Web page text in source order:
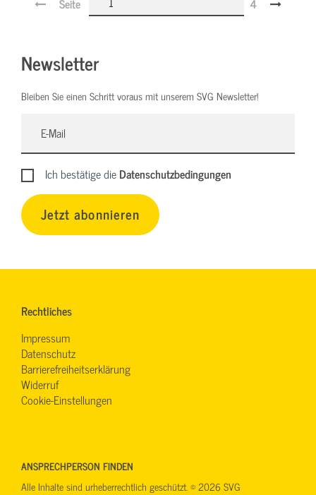
Seite 4
Newsletter
Bleiben Sie einen Schritt voraus mit unserem SVG Newsletter!
Ich bestätige dieDatenschutzbedingungen
Jetzt abonnieren
Rechtliches
Impressum
Datenschutz
Barrierefreiheitserklärung
Widerruf
Cookie-Einstellungen
ANSPRECHPERSON FINDEN
Alle Inhalte sind urheberrechtlich geschützt. © 2026 SVG